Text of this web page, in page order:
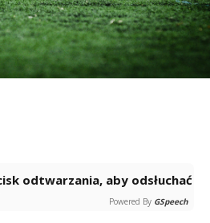
Powered By GSpeech